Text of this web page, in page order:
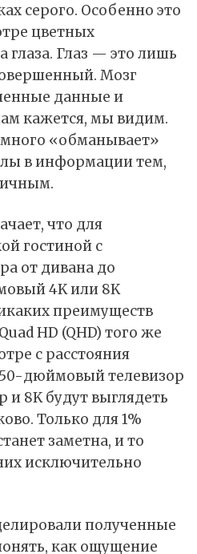
серого. Особенно это
цветных
глаза. Глаз — это лишь
Мозг
данные и
кажется, мы видим.
«обманывает»
в информации тем,
что для
гостиной с
от дивана до
4K или 8K
преимуществ
HD (QHD) того же
с расстояния
дюймовый телевизор
и 8K будут выглядеть
Только для 1%
заметна, и то
исключительно
полученные
как ощущение